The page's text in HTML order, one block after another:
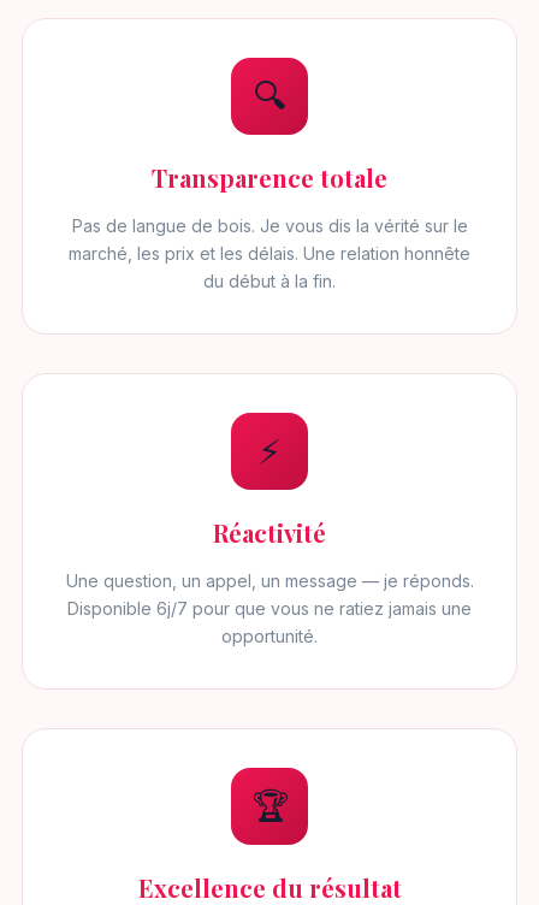
🔍
Transparence totale
Pas de langue de bois. Je vous dis la vérité sur le
marché, les prix et les délais. Une relation honnête
du début à la fin.
⚡
Réactivité
Une question, un appel, un message — je réponds.
Disponible 6j/7 pour que vous ne ratiez jamais une
opportunité.
🏆
Excellence du résultat